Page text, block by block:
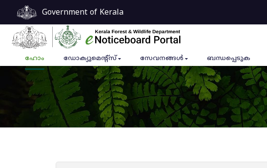
Government of Kerala
ഹോം ഡോക്യുമെൻ്റ്സ് സേവനങ്ങൾ ബന്ധപ്പെടുക